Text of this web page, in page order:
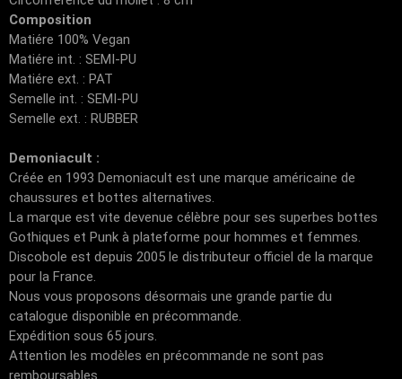
Composition
Matiére 100% Vegan
Matiére int. : SEMI-PU
Matiére ext. : PAT
Semelle int. : SEMI-PU
Semelle ext. : RUBBER
Demoniacult :
Créée en 1993 Demoniacult est une marque américaine de
chaussures et bottes alternatives.
La marque est vite devenue célèbre pour ses superbes bottes
Gothiques et Punk à plateforme pour hommes et femmes.
Discobole est depuis 2005 le distributeur officiel de la marque
pour la France.
Nous vous proposons désormais une grande partie du
catalogue disponible en précommande.
Expédition sous 65 jours.
Attention les modèles en précommande ne sont pas
remboursables.